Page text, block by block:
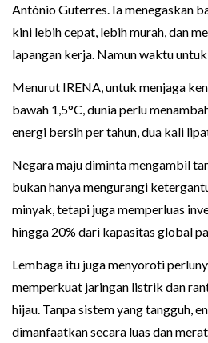
António Guterres. Ia menegaskan
kini lebih cepat, lebih murah, dan
lapangan kerja. Namun waktu
Menurut IRENA, untuk menjaga
bawah 1,5°C, dunia perlu
energi bersih per tahun, dua kali
Negara maju diminta mengambil
bukan hanya mengurangi
minyak, tetapi juga memperluas
hingga 20% dari kapasitas global
Lembaga itu juga menyoroti
memperkuat jaringan listrik dan
hijau. Tanpa sistem yang tangguh,
dimanfaatkan secara luas dan